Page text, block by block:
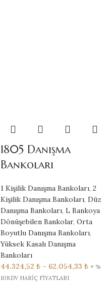
1805 Danışma
Bankoları
1 Kişilik Danışma Bankoları, 2
Kişilik Danışma Bankoları, Düz
Danışma Bankoları, L Bankoya
Dönüşebilen Bankolar, Orta
Boyutlu Danışma Bankoları,
Yüksek Kasalı Danışma
Bankoları
44.324,52 ₺ – 62.054,33 ₺ + %
10KDV HARİÇ FİYATLARI